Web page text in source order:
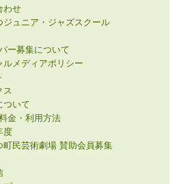
わせ
ジュニア・ジャズスクール
ー募集について
ルメディアポリシー
ス
ついて
金・利用方法
度
町民芸術劇場 賛助会員募集